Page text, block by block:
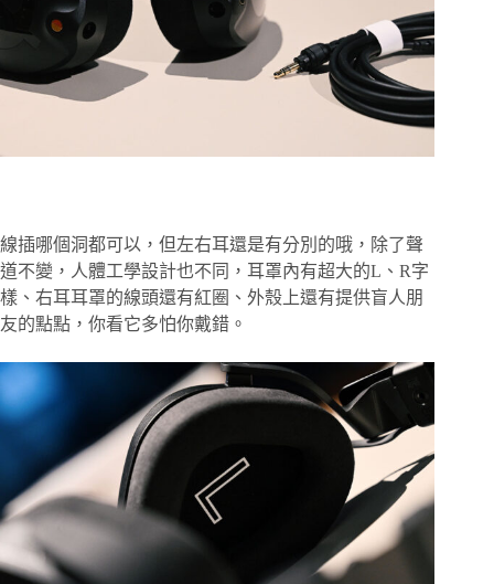
線插哪個洞都可以，但左右耳還是有分別的哦，除了聲
道不變，人體工學設計也不同，耳罩內有超大的L、R字
樣、右耳耳罩的線頭還有紅圈、外殼上還有提供盲人朋
友的點點，你看它多怕你戴錯。